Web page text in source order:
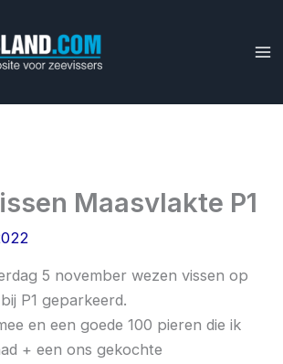
Maasvlakte P1
5 november wezen vissen op
P1 geparkeerd.
en een goede 100 pieren die ik
+ een ons gekochte